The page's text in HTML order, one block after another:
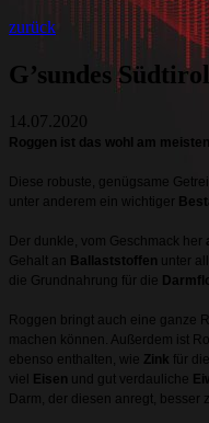
zurück
G’sundes
14.07.2020
Roggen ist das wohl am
Diese robuste, genügsame
unter anderem ein wichtiger
Der dunkle, vom Geschmack her
Gehalt an Ballaststoffen unter
die Grundnahrung für die
Roggen bringt auch eine ganze
machen können. Außerdem ist
ebenso enthalten, wie Zink für
viel
Eisen und gut verdauliche
Darm, der diesen anregt, besser